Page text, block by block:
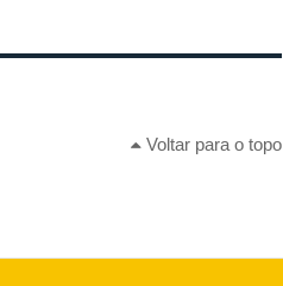
Voltar para o topo